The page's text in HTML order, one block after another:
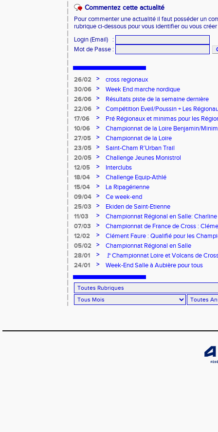
Commentez cette actualité
Pour commenter une actualité il faut posséder un
rubrique ci-dessous pour vous identifier ou vous
Login (Email)
:
Mot de Passe :
26/02 >
cross regionaux
30/06
>
Week End marche nordique
26/06
>
Résultats piste de la semaine dernière
22/06
>
Compétition Eveil/Poussin + Les
17/06
>
Pré Régionaux et minimas pour les
10/06
>
Championnat de la Loire Benjamin/
27/05
>
Championnat de la Loire
23/05
>
Saint-Cham R’Urban Trail
20/05
>
Challenge Jeunes Monistrol
12/05
>
Interclubs
18/04
>
Challenge Equip-Athlé
15/04
>
La Ripagérienne
09/04
>
Ce week-end
25/03
>
Ekiden de Saint-Etienne
11/03
>
Championnat Régional en Salle:
07/03
>
Championnat de France de Cross :
12/02
>
Clément Faure : Qualifié pour les
05/02
>
Championnat Régional en Salle
28/01
>
🚩Championnat Loire et Volcans de
24/01
> Week-End Salle à Aubière pour tous